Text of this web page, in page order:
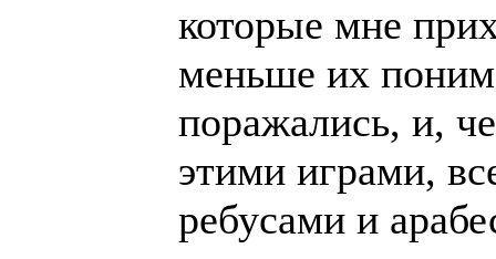
которые мне
меньше их
поражались, и,
этими играми,
ребусами и